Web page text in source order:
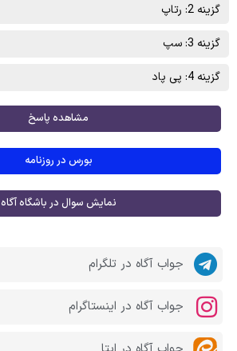
گزینه 2: رتاپ
گزینه 3: سپ
گزینه 4: پی پاد
مشاهده پاسخ
بورس در روزنامه
نمایش سوال در باشگاه آگاه
جواب آگاه در تلگرام
جواب آگاه در اینستاگرام